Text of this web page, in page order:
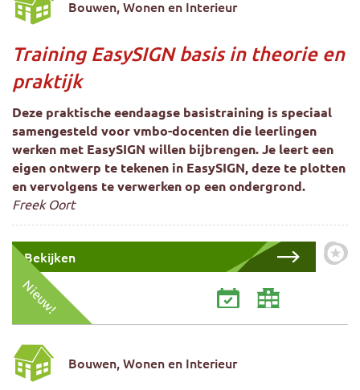
Nieuw!
Bouwen, Wonen en Interieur
Training EasySIGN basis in theorie en
praktijk
Deze praktische eendaagse basistraining is speciaal
samengesteld voor vmbo-docenten die leerlingen
werken met EasySIGN willen bijbrengen. Je leert een
eigen ontwerp te tekenen in EasySIGN, deze te plotten
en vervolgens te verwerken op een ondergrond.
Freek Oort
Bekijken Zet
Bouwen, Wonen en Interieur